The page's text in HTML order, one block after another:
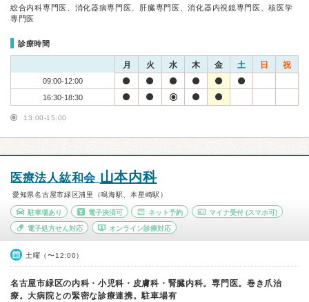
総合内科専門医、消化器病専門医、肝臓専門医、消化器内視鏡専門医、核医学
専門医
診療時間
月 火 水 木 金 土 日 祝
09:00-12:00
16:30-18:30
13:00-15:00
医療法人紘和会 山本内科
愛知県名古屋市緑区浦里（鳴海駅、本星崎駅）
駐車場あり 電子決済可 ネット予約 マイナ受付 (スマホ可)
電子処方せん対応 オンライン診療対応
土曜（〜12:00）
名古屋市緑区の内科・小児科・皮膚科・腎臓内科。専門医。巻き爪治
療。大病院との緊密な診療連携。駐車場有